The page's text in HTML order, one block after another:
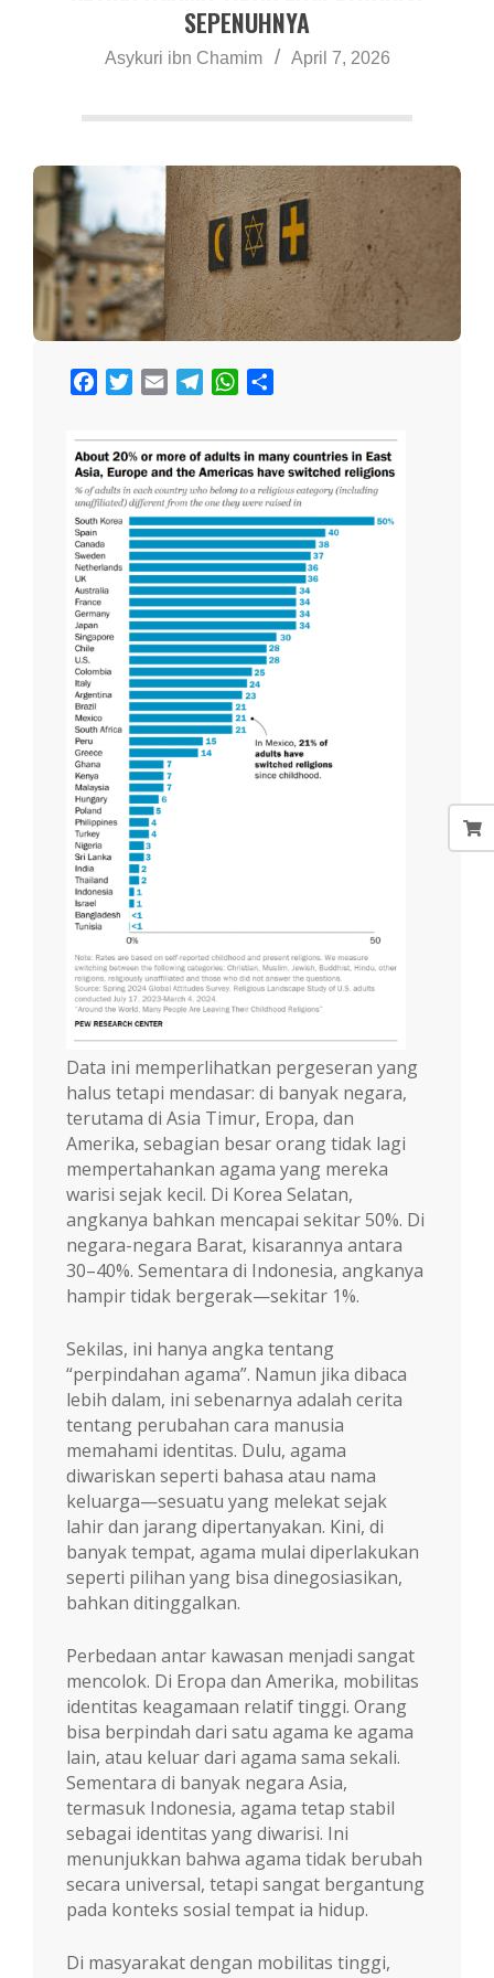
SEPENUHNYA
Asykuri ibn Chamim April 7, 2026
FacebookTwitter
Email TelegramWhatsApp
Data ini memperlihatkan pergeseran yang
halus tetapi mendasar: di banyak negara,
terutama di Asia Timur, Eropa, dan
Amerika, sebagian besar orang tidak lagi
mempertahankan agama yang mereka
warisi sejak kecil. Di Korea Selatan,
angkanya bahkan mencapai sekitar 50%. Di
negara-negara Barat, kisarannya antara
30–40%. Sementara di Indonesia, angkanya
hampir tidak bergerak—sekitar 1%.
Sekilas, ini hanya angka tentang
“perpindahan agama”. Namun jika dibaca
lebih dalam, ini sebenarnya adalah cerita
tentang perubahan cara manusia
memahami identitas. Dulu, agama
diwariskan seperti bahasa atau nama
keluarga—sesuatu yang melekat sejak
lahir dan jarang dipertanyakan. Kini, di
banyak tempat, agama mulai diperlakukan
seperti pilihan yang bisa dinegosiasikan,
bahkan ditinggalkan.
Perbedaan antar kawasan menjadi sangat
mencolok. Di Eropa dan Amerika, mobilitas
identitas keagamaan relatif tinggi. Orang
bisa berpindah dari satu agama ke agama
lain, atau keluar dari agama sama sekali.
Sementara di banyak negara Asia,
termasuk Indonesia, agama tetap stabil
sebagai identitas yang diwarisi. Ini
menunjukkan bahwa agama tidak berubah
secara universal, tetapi sangat bergantung
pada konteks sosial tempat ia hidup.
Di masyarakat dengan mobilitas tinggi,